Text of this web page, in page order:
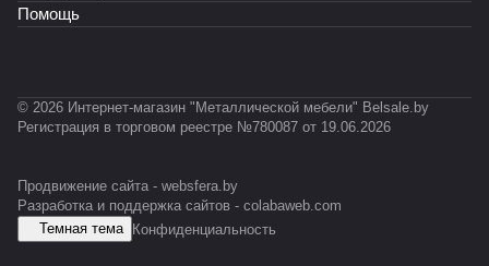
Помощь
© 2026 Интернет-магазин "Металлической мебели" Belsale.by
Регистрация в торговом реестре №780087 от 19.06.2026
Продвижение сайта - websfera.by
Разработка и поддержка сайтов - colabaweb.com
Темная тема
Конфиденциальность